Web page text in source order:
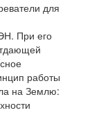
для
При его
работы
на Землю: